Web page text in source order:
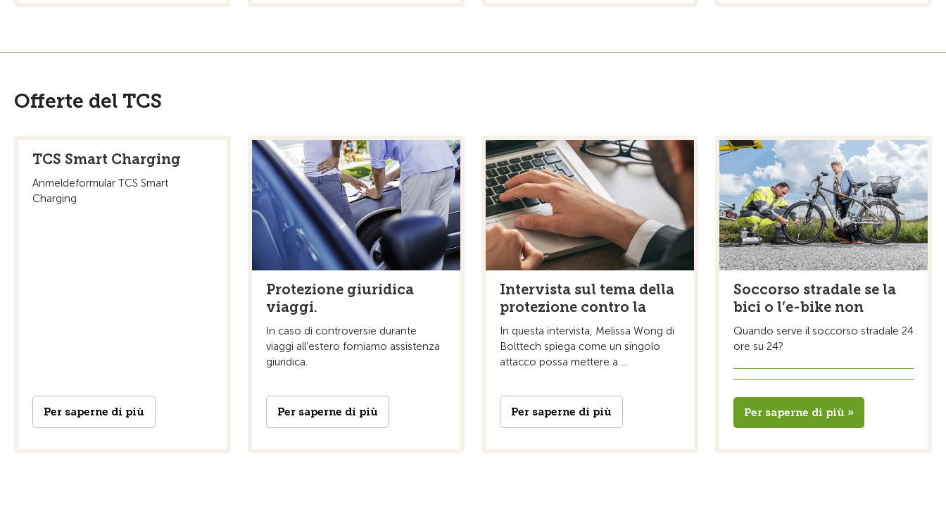
Offerte del TCS
TCS Smart Charging
Anmeldeformular TCS Smart
Charging
Per saperne di più
Protezione giuridica
viaggi.
In caso di controversie durante
viaggi all’estero forniamo assistenza
giuridica.
Per saperne di più
Intervista sul tema della
protezione contro la
In questa intervista, Melissa Wong di
Bolttech spiega come un singolo
attacco possa mettere a ...
Per saperne di più
Soccorso stradale se la
bici o l’e-bike non
Quando serve il soccorso stradale 24
ore su 24?
Per saperne di più »